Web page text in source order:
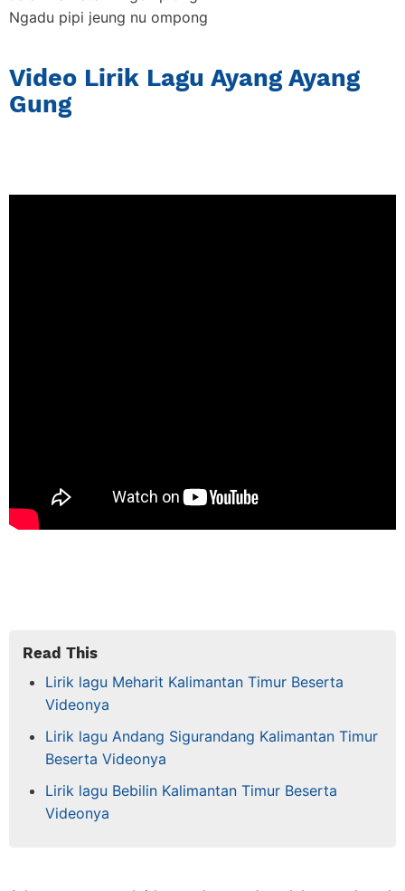
Ngadu pipi jeung nu ompong
Video Lirik Lagu Ayang Ayang
Gung
Read This
Lirik lagu Meharit Kalimantan Timur Beserta
Videonya
Lirik lagu Andang Sigurandang Kalimantan Timur
Beserta Videonya
Lirik lagu Bebilin Kalimantan Timur Beserta
Videonya